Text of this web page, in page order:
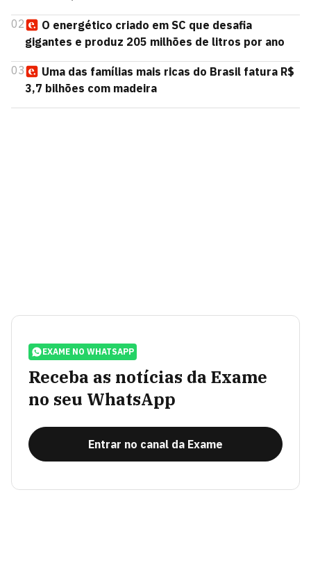
02
O energético criado em SC que desafia
gigantes e produz 205 milhões de litros por ano
03
Uma das famílias mais ricas do Brasil fatura R$
3,7 bilhões com madeira
EXAME NO WHATSAPP
Receba as notícias da Exame
no seu WhatsApp
Entrar no canal da Exame